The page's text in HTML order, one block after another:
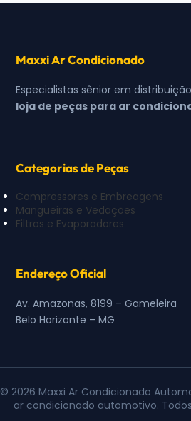
Maxxi Ar Condicionado
Especialistas sênior em
loja de peças para ar
Categorias de Peças
Compressores e Embreagens
Mangueiras e Vedações
Filtros e Evaporadores
Endereço Oficial
Av. Amazonas, 8199 – Gameleira
Belo Horizonte – MG
© 2026 Maxxi Ar Condicionado
ar condicionado automotivo.